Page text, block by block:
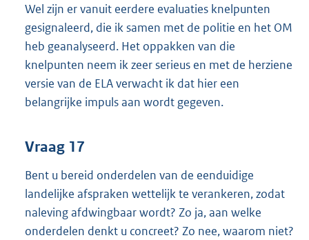
Wel zijn er vanuit eerdere evaluaties knelpunten
gesignaleerd, die ik samen met de politie en het OM
heb geanalyseerd. Het oppakken van die
knelpunten neem ik zeer serieus en met de herziene
versie van de ELA verwacht ik dat hier een
belangrijke impuls aan wordt gegeven.
Vraag 17
Bent u bereid onderdelen van de eenduidige
landelijke afspraken wettelijk te verankeren, zodat
naleving afdwingbaar wordt? Zo ja, aan welke
onderdelen denkt u concreet? Zo nee, waarom niet?